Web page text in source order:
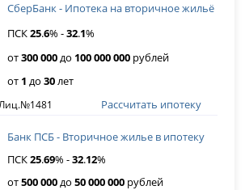
СберБанк - Ипотека на вторичное жильё
ПСК25.6% -32.1%
от300 000до 100 000 000 рублей
от 1 до30лет
Рассчитать ипотеку
Банк ПСБ - Вторичное жилье в ипотеку
ПСК25.69% -32.12%
от500 000до50 000 000 рублей